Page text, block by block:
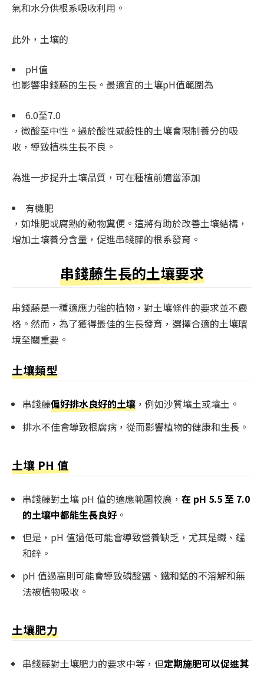
氣和水分供根系吸收利用。
此外，土壤的
pH值
也影響串錢藤的生長。最適宜的土壤pH值範圍為
6.0至7.0
，微酸至中性。過於酸性或鹼性的土壤會限制養分的吸
收，導致植株生長不良。
為進一步提升土壤品質，可在種植前適當添加
有機肥
，如堆肥或腐熟的動物糞便。這將有助於改善土壤結構，
增加土壤養分含量，促進串錢藤的根系發育。
串錢藤生長的土壤要求
串錢藤是一種適應力強的植物，對土壤條件的要求並不嚴
格。然而，為了獲得最佳的生長發育，選擇合適的土壤環
境至關重要。
土壤類型
串錢藤偏好排水良好的土壤 ，例如沙質壤土或壤土。
排水不佳會導致根腐病，從而影響植物的健康和生長。
土壤 PH 值
串錢藤對土壤 pH 值的適應範圍較廣，在 pH 5.5 至 7.0
的土壤中都能生長良好。
但是，pH 值過低可能會導致營養缺乏，尤其是鐵、錳
和鋅。
pH 值過高則可能會導致磷酸鹽、鐵和錳的不溶解和無
法被植物吸收。
土壤肥力
串錢藤對土壤肥力的要求中等，但定期施肥可以促進其